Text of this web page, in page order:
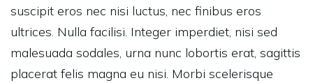
suscipit eros nec nisi luctus, nec finibus eros
ultrices. Nulla facilisi. Integer imperdiet, nisi sed
malesuada sodales, urna nunc lobortis erat, sagittis
placerat felis magna eu nisi. Morbi scelerisque